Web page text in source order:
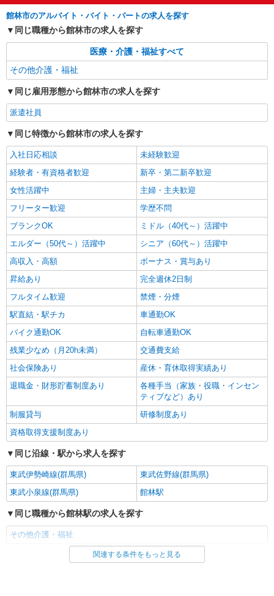
館林市のアルバイト・バイト・パートの求人を探す
同じ職種から館林市の求人を探す
医療・介護・福祉すべて
その他介護・福祉
同じ雇用形態から館林市の求人を探す
派遣社員
同じ特徴から館林市の求人を探す
入社日応相談
未経験歓迎
経験者・有資格者歓迎
新卒・第二新卒歓迎
女性活躍中
主婦・主夫歓迎
フリーター歓迎
学歴不問
ブランクOK
ミドル（40代～）活躍中
エルダー（50代～）活躍中
シニア（60代～）活躍中
高収入・高額
ボーナス・賞与あり
昇給あり
完全週休2日制
フルタイム歓迎
禁煙・分煙
駅直結・駅チカ
車通勤OK
バイク通勤OK
自転車通勤OK
残業少なめ（月20h未満）
交通費支給
社会保険あり
産休・育休取得実績あり
退職金・財形貯蓄制度あり
各種手当（家族・役職・インセン
ティブなど）あり
制服貸与
研修制度あり
資格取得支援制度あり
同じ沿線・駅から求人を探す
東武伊勢崎線(群馬県)
東武佐野線(群馬県)
東武小泉線(群馬県)
館林駅
同じ職種から館林駅の求人を探す
その他介護・福祉
同じ雇用形態から館林駅の求人を探す
関連する条件をもっと見る